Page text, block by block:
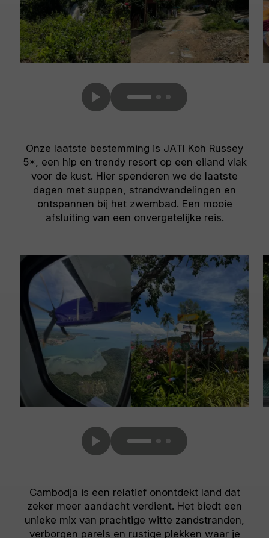
Onze laatste bestemming is JATI Koh Russey
5*, een hip en trendy resort op een eiland vlak
voor de kust. Hier spenderen we de laatste
dagen met suppen, strandwandelingen en
ontspannen bij het zwembad. Een mooie
afsluiting van een onvergetelijke reis.
Cambodja is een relatief onontdekt land dat
zeker meer aandacht verdient. Het biedt een
unieke mix van prachtige witte zandstranden,
verborgen parels en rustige plekken waar je